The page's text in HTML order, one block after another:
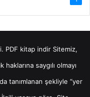
PDF kitap indirSitemiz,
saygılı olmayı
tanımlanan şekliyle “yer